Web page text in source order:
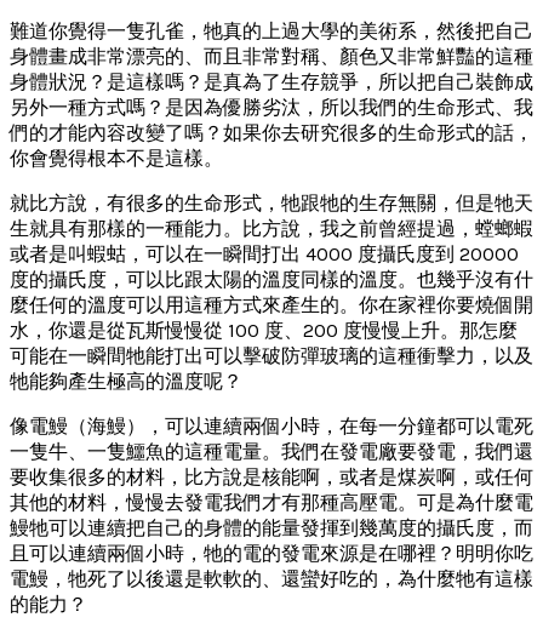
難道你覺得一隻孔雀，牠真的上過大學的美術系，然後把自己
身體畫成非常漂亮的、而且非常對稱、顏色又非常鮮豔的這種
身體狀況？是這樣嗎？是真為了生存競爭，所以把自己裝飾成
另外一種方式嗎？是因為優勝劣汰，所以我們的生命形式、我
們的才能內容改變了嗎？如果你去研究很多的生命形式的話，
你會覺得根本不是這樣。
就比方說，有很多的生命形式，牠跟牠的生存無關，但是牠天
生就具有那樣的一種能力。比方說，我之前曾經提過，螳螂蝦
或者是叫蝦蛄，可以在一瞬間打出 4000 度攝氏度到 20000
度的攝氏度，可以比跟太陽的溫度同樣的溫度。也幾乎沒有什
麼任何的溫度可以用這種方式來產生的。你在家裡你要燒個開
水，你還是從瓦斯慢慢從 100 度、200 度慢慢上升。那怎麼
可能在一瞬間牠能打出可以擊破防彈玻璃的這種衝擊力，以及
牠能夠產生極高的溫度呢？
像電鰻（海鰻），可以連續兩個小時，在每一分鐘都可以電死
一隻牛、一隻鱷魚的這種電量。我們在發電廠要發電，我們還
要收集很多的材料，比方說是核能啊，或者是煤炭啊，或任何
其他的材料，慢慢去發電我們才有那種高壓電。可是為什麼電
鰻牠可以連續把自己的身體的能量發揮到幾萬度的攝氏度，而
且可以連續兩個小時，牠的電的發電來源是在哪裡？明明你吃
電鰻，牠死了以後還是軟軟的、還蠻好吃的，為什麼牠有這樣
的能力？